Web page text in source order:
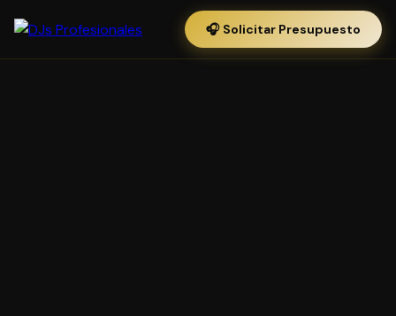
🎧 Solicitar Presupuesto